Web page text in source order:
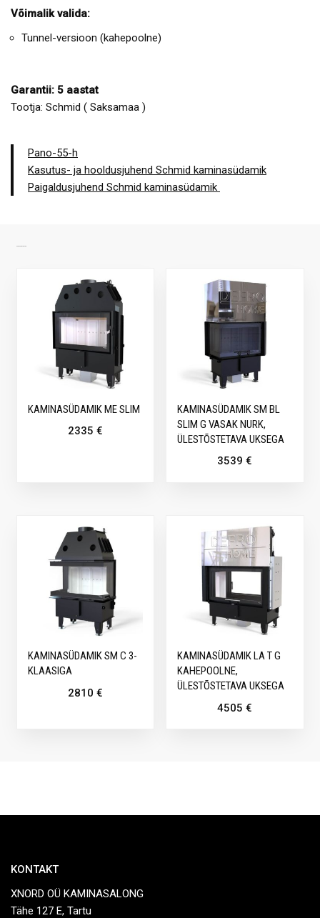
Võimalik valida:
Tunnel-versioon (kahepoolne)
Garantii: 5 aastat
Tootja: Schmid ( Saksamaa )
Pano-55-h
Kasutus- ja hooldusjuhend Schmid kaminasüdamik
Paigaldusjuhend Schmid kaminasüdamik
KAMINASÜDAMIK ME SLIM
2335 €
KAMINASÜDAMIK SM BL
SLIM G VASAK NURK,
ÜLESTÕSTETAVA UKSEGA
3539€
KAMINASÜDAMIK SM C 3-
KLAASIGA
2810 €
KAMINASÜDAMIK LA T G
KAHEPOOLNE,
ÜLESTÕSTETAVA UKSEGA
4505€
KONTAKT
XNORD OÜ KAMINASALONG
Tähe 127 E, Tartu